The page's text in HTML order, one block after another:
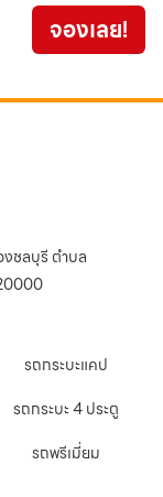
จองเลย!
งชลบุรี ตำบล
รถกระบะแคป
รถกระบะ 4 ประตู
รถพรีเมี่ยม